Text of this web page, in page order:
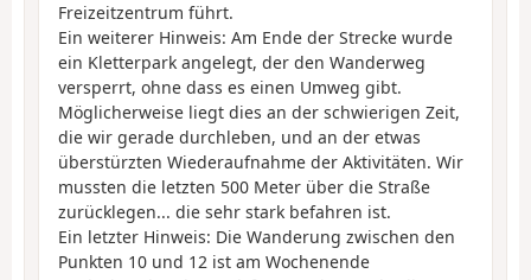
Freizeitzentrum führt.
Ein weiterer Hinweis: Am Ende der Strecke wurde
ein Kletterpark angelegt, der den Wanderweg
versperrt, ohne dass es einen Umweg gibt.
Möglicherweise liegt dies an der schwierigen Zeit,
die wir gerade durchleben, und an der etwas
überstürzten Wiederaufnahme der Aktivitäten. Wir
mussten die letzten 500 Meter über die Straße
zurücklegen... die sehr stark befahren ist.
Ein letzter Hinweis: Die Wanderung zwischen den
Punkten 10 und 12 ist am Wochenende